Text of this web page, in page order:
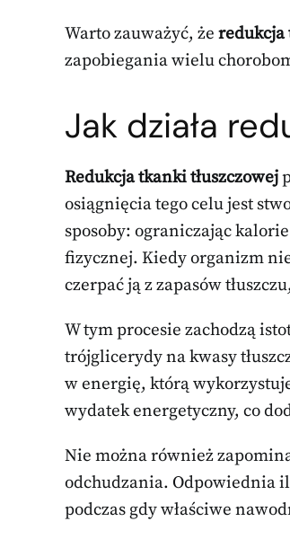
Warto zauważyć, że redukcja
zapobiegania wielu
Jak działa
Redukcja tkanki tłuszczowej
osiągnięcia tego celu jest
sposoby: ograniczając
fizycznej. Kiedy organizm
czerpać ją z zapasów
W tym procesie zachodzą
trójglicerydy na kwasy
w energię, którą
wydatek energetyczny, co
Nie można również
odchudzania. Odpowiednia
podczas gdy właściwe